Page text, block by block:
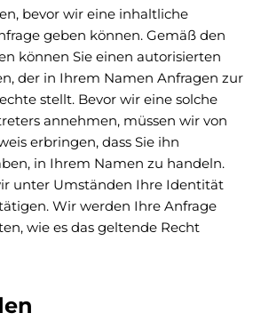
bevor wir eine inhaltliche
geben können. Gemäß den
können Sie einen autorisierten
der in Ihrem Namen Anfragen zur
stellt. Bevor wir eine solche
annehmen, müssen wir von
erbringen, dass Sie ihn
in Ihrem Namen zu handeln.
unter Umständen Ihre Identität
Wir werden Ihre Anfrage
wie es das geltende Recht